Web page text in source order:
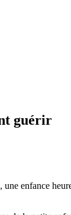
guérir
enfance